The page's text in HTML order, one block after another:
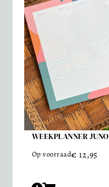
WEEKPLANNER JUNO
Op voorraad€ 12,95